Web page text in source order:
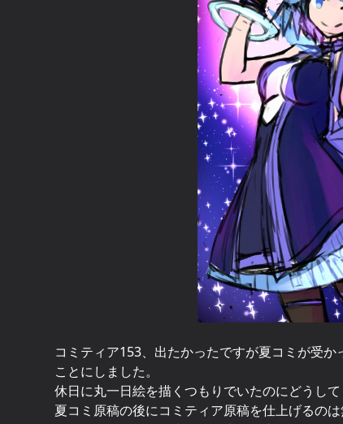
コミティア153、出たかったですが夏コミが受
ことにしました。
休日に丸一日絵を描くつもりでいたのにどうし
夏コミ原稿の後にコミティア原稿を仕上げるのは